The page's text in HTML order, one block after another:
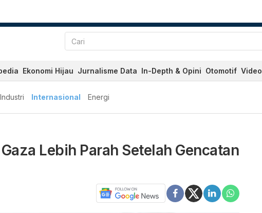
Ekonomi Hijau Jurnalisme Data In-Depth & Opini Otomotif Video
Industri Internasional Energi
Lebih Parah Setelah Gencatan